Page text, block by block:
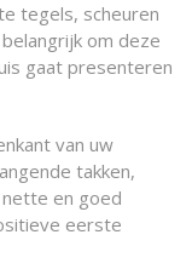
tegels, scheuren
om deze
gaat presenteren
van uw
takken,
en goed
eerste